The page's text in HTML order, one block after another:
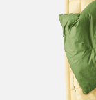
權轉讓予恩沛科技股
２．關於個人資料
https://aftee.tw/
３．未成年的使用
「AFTEE先享後付
４．使用「AFTEE
時審查核予不同之